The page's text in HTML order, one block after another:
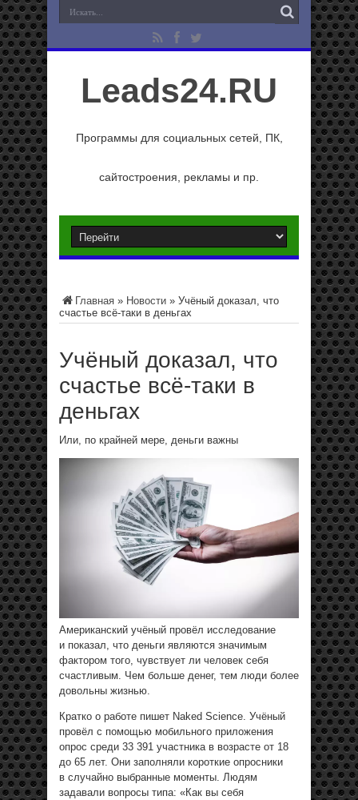
Leads24.RU
Программы для социальных сетей, ПК,
сайтостроения, рекламы и пр.
Главная » Новости » Учёный доказал, что
счастье всё-таки в деньгах
Учёный доказал, что
счастье всё-таки в
деньгах
Или, по крайней мере, деньги важны
Американский учёный провёл исследование
и показал, что деньги являются значимым
фактором того, чувствует ли человек себя
счастливым. Чем больше денег, тем люди более
довольны жизнью.
Кратко о работе пишет Naked Science. Учёный
провёл с помощью мобильного приложения
опрос среди 33 391 участника в возрасте от 18
до 65 лет. Они заполняли короткие опросники
в случайно выбранные моменты. Людям
задавали вопросы типа: «Как вы себя